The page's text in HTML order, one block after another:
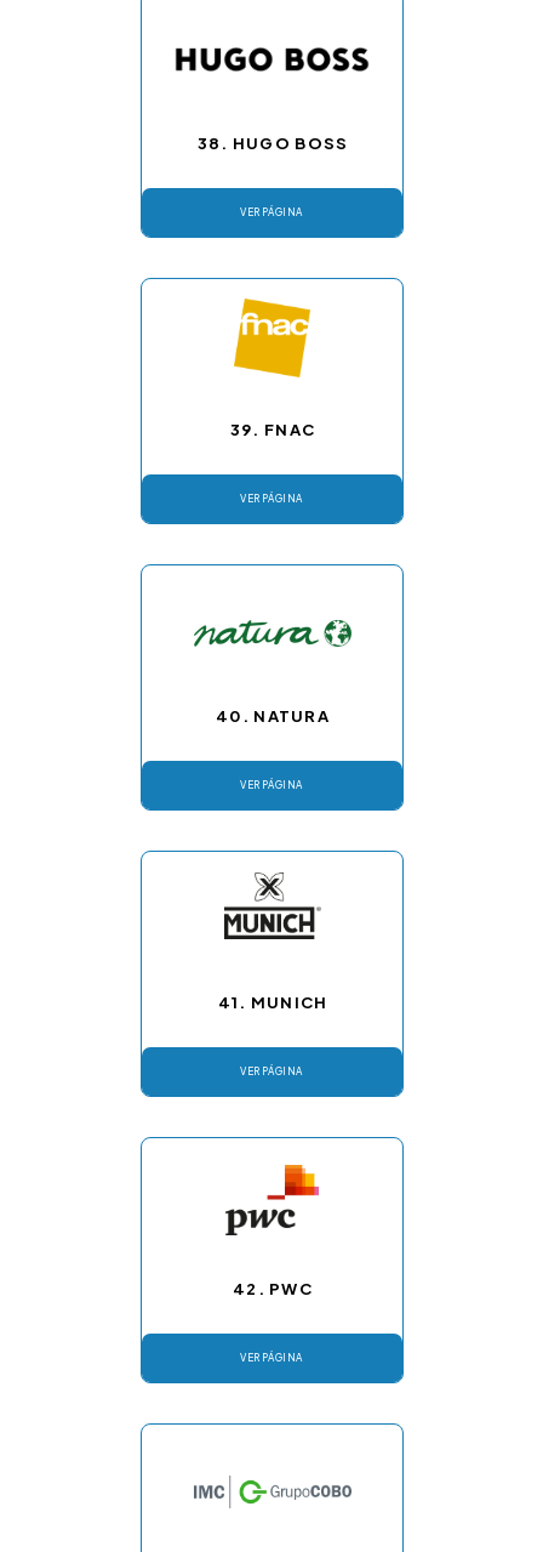
VER PÁGINA
38. HUGO BOSS
VER PÁGINA
42. PWC
VER PÁGINA
41. MUNICH
VER PÁGINA
40. NATURA
VER PÁGINA
39. FNAC